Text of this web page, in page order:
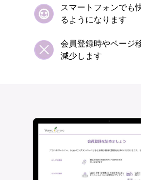
スマートフォンでも
るようになります​​​
会員登録時やページ
減少します​​​